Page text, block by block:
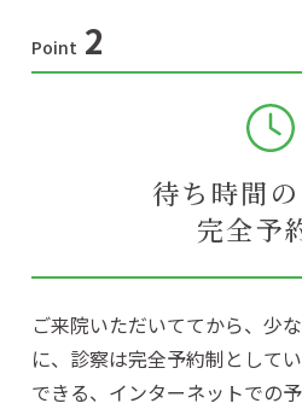
Point 2
待ち時間
完全予
ご来院いただいててから、少
に、診察は完全予約制として
できる、インターネットでの